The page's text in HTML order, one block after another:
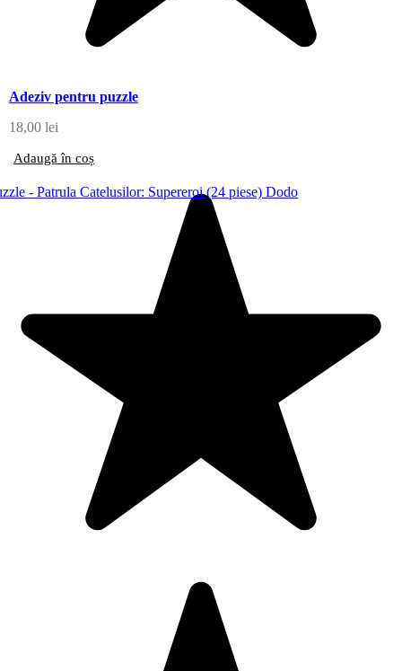
Adeziv pentru puzzle
18,00 lei
Adaugă în coș